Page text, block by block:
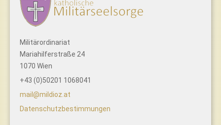
Militärordinariat
Mariahilferstraße 24
1070 Wien
+43 (0)50201 1068041
mail@mildioz.at
Datenschutzbestimmungen